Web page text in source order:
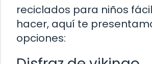
reciclados para niños
hacer, aquí te
opciones: